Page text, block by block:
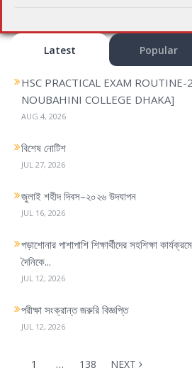
Latest Popular
HSC PRACTICAL EXAM
NOUBAHINI COLLEGE DHAKA]
AUG 4, 2026
বিশেষ নোটিশ
JUL 27, 2026
জুলাই শহীদ দিবস–২০২৬ উদযাপন
JUL 16, 2026
পড়াশোনার পাশাপাশি শিক্ষার্থীদের সহশিক্ষা
দৈনিকে...
JUL 12, 2026
পরীক্ষা সংক্রান্ত জরুরি বিজ্ঞপ্তি
JUL 12, 2026
1 … 138 NEXT